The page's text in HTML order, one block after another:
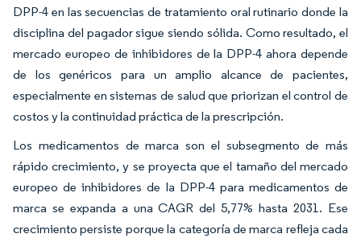
DPP-4 en las secuencias de tratamiento oral rutinario donde la
disciplina del pagador sigue siendo sólida. Como resultado, el
mercado europeo de inhibidores de la DPP-4 ahora depende
de los genéricos para un amplio alcance de pacientes,
especialmente en sistemas de salud que priorizan el control de
costos y la continuidad práctica de la prescripción.
Los medicamentos de marca son el subsegmento de más
rápido crecimiento, y se proyecta que el tamaño del mercado
europeo de inhibidores de la DPP-4 para medicamentos de
marca se expanda a una CAGR del 5,77% hasta 2031. Ese
crecimiento persiste porque la categoría de marca refleja cada